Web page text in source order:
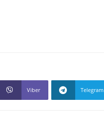
Viber Telegram